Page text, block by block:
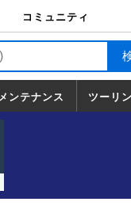
コミュニティ
ンテナンス ツーリ